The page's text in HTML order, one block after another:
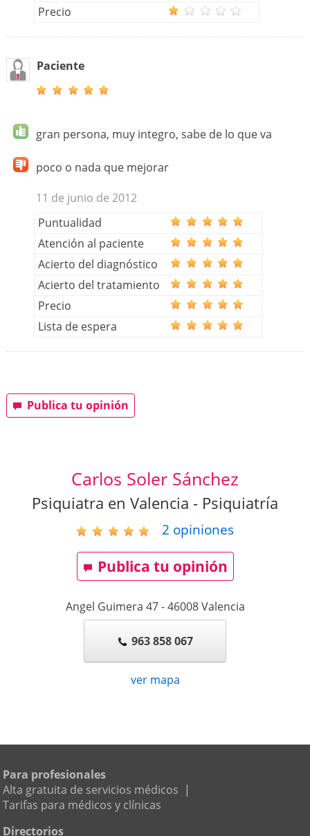
Precio
Paciente
gran persona, muy integro, sabe de lo que va
poco o nada que mejorar
11 de junio de 2012
Puntualidad
Atención al paciente
Acierto del diagnóstico
Acierto del tratamiento
Precio
Lista de espera
Publica tu opinión
Carlos Soler Sánchez
Psiquiatra en Valencia - Psiquiatría
2 opiniones
Publica tu opinión
Angel Guimera 47-46008 Valencia
963 858 067
ver mapa
Para profesionales
Alta gratuita de servicios médicos |
Tarifas para médicos y clínicas
Directorios